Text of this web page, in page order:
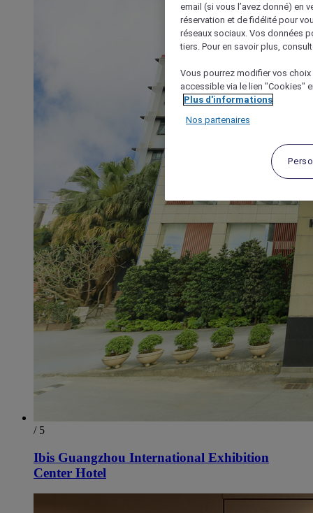
/ 5
Ibis Guangzhou International Exhibition
Center Hotel
email (si vous l’avez donné) en
réservation et de fidélité pour
réseaux sociaux. Vos données
tiers. Pour en savoir plus,
Vous pourrez modifier vos
accessible via le lien "Cookies"
Plus d'informations
Nos partenaires